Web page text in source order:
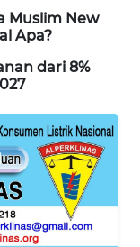
Muslim New
Apa?
dari 8%